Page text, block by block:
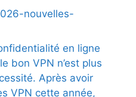
nouvelles-
en ligne
bon VPN n’est plus
Après avoir
VPN cette année,